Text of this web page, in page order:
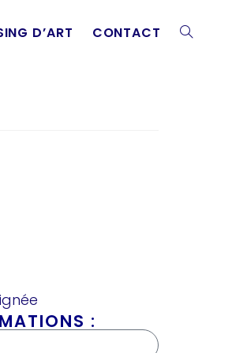
D’ART CONTACT
: